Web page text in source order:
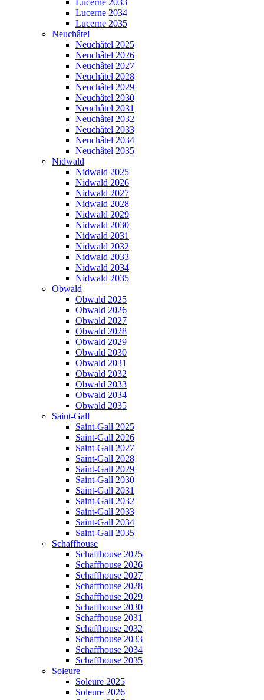
Lucerne 2033
Lucerne 2034
Lucerne 2035
Neuchâtel
Neuchâtel 2025
Neuchâtel 2026
Neuchâtel 2027
Neuchâtel 2028
Neuchâtel 2029
Neuchâtel 2030
Neuchâtel 2031
Neuchâtel 2032
Neuchâtel 2033
Neuchâtel 2034
Neuchâtel 2035
Nidwald
Nidwald 2025
Nidwald 2026
Nidwald 2027
Nidwald 2028
Nidwald 2029
Nidwald 2030
Nidwald 2031
Nidwald 2032
Nidwald 2033
Nidwald 2034
Nidwald 2035
Obwald
Obwald 2025
Obwald 2026
Obwald 2027
Obwald 2028
Obwald 2029
Obwald 2030
Obwald 2031
Obwald 2032
Obwald 2033
Obwald 2034
Obwald 2035
Saint-Gall
Saint-Gall 2025
Saint-Gall 2026
Saint-Gall 2027
Saint-Gall 2028
Saint-Gall 2029
Saint-Gall 2030
Saint-Gall 2031
Saint-Gall 2032
Saint-Gall 2033
Saint-Gall 2034
Saint-Gall 2035
Schaffhouse
Schaffhouse 2025
Schaffhouse 2026
Schaffhouse 2027
Schaffhouse 2028
Schaffhouse 2029
Schaffhouse 2030
Schaffhouse 2031
Schaffhouse 2032
Schaffhouse 2033
Schaffhouse 2034
Schaffhouse 2035
Soleure
Soleure 2025
Soleure 2026